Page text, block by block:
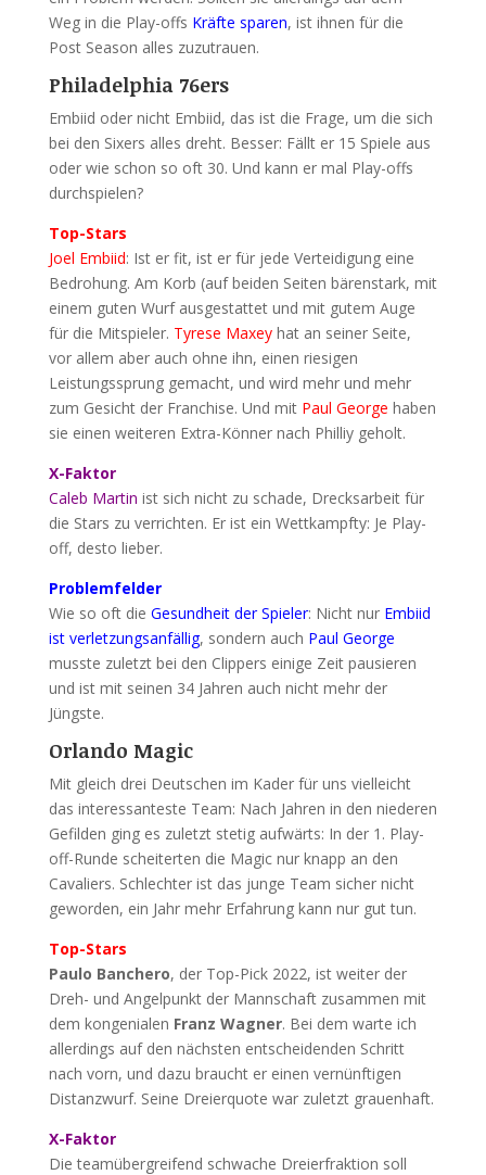
Weg in die Play-offs Kräfte sparen, ist ihnen für die
Post Season alles zuzutrauen.
Philadelphia 76ers
Embiid oder nicht Embiid, das ist die Frage, um die sich
bei den Sixers alles dreht. Besser: Fällt er 15 Spiele aus
oder wie schon so oft 30. Und kann er mal Play-offs
durchspielen?
Top-Stars
Joel Embiid: Ist er fit, ist er für jede Verteidigung eine
Bedrohung. Am Korb (auf beiden Seiten bärenstark, mit
einem guten Wurf ausgestattet und mit gutem Auge
für die Mitspieler. Tyrese Maxeyhat an seiner Seite,
vor allem aber auch ohne ihn, einen riesigen
Leistungssprung gemacht, und wird mehr und mehr
zum Gesicht der Franchise. Und mit Paul George haben
sie einen weiteren Extra-Könner nach Philliy geholt.
X-Faktor
Caleb Martin ist sich nicht zu schade, Drecksarbeit für
die Stars zu verrichten. Er ist ein Wettkampfty: Je Play-
off, desto lieber.
Problemfelder
Wie so oft die Gesundheit der Spieler: Nicht nurEmbiid
ist verletzungsanfällig, sondern auch Paul George
musste zuletzt bei den Clippers einige Zeit pausieren
und ist mit seinen 34 Jahren auch nicht mehr der
Jüngste.
Orlando Magic
Mit gleich drei Deutschen im Kader für uns vielleicht
das interessanteste Team: Nach Jahren in den niederen
Gefilden ging es zuletzt stetig aufwärts: In der 1. Play-
off-Runde scheiterten die Magic nur knapp an den
Cavaliers. Schlechter ist das junge Team sicher nicht
geworden, ein Jahr mehr Erfahrung kann nur gut tun.
Top-Stars
Paulo Banchero, der Top-Pick 2022, ist weiter der
Dreh- und Angelpunkt der Mannschaft zusammen mit
dem kongenialen Franz Wagner. Bei dem warte ich
allerdings auf den nächsten entscheidenden Schritt
nach vorn, und dazu braucht er einen vernünftigen
Distanzwurf. Seine Dreierquote war zuletzt grauenhaft.
X-Faktor
Die teamübergreifend schwache Dreierfraktion soll